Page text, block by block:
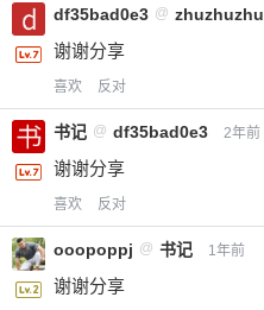
df35bad0e3 @ zhuzhuzhu
谢谢分享
喜欢 反对
书记 @ df35bad0e3 2年前
谢谢分享
喜欢 反对
ooopoppj @ 书记 1年前
谢谢分享